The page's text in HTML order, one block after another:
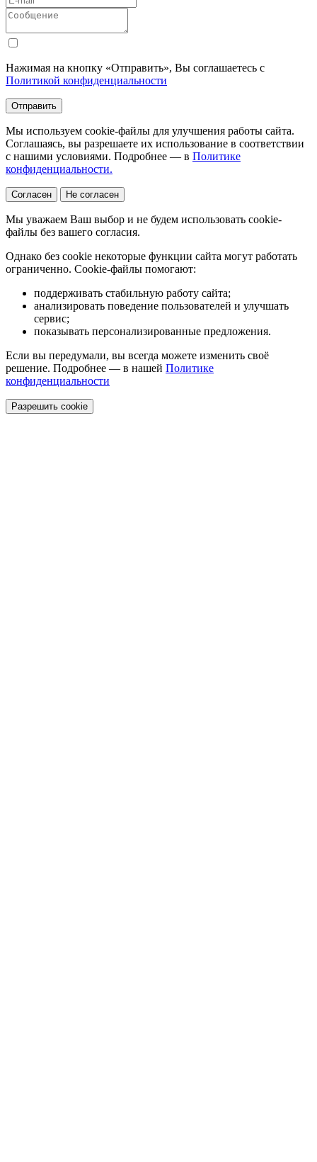
Нажимая на кнопку «Отправить», Вы соглашаетесь с
Политикой конфиденциальности
Отправить
Мы используем cookie-файлы для улучшения работы сайта.
Соглашаясь, вы разрешаете их использование в соответствии
с нашими условиями. Подробнее — в Политике
конфиденциальности.
Согласен Не согласен
Мы уважаем Ваш выбор и не будем использовать cookie-
файлы без вашего согласия.
Однако без cookie некоторые функции сайта могут работать
ограниченно. Cookie-файлы помогают:
поддерживать стабильную работу сайта;
анализировать поведение пользователей и улучшать
сервис;
показывать персонализированные предложения.
Если вы передумали, вы всегда можете изменить своё
решение. Подробнее — в нашей Политике
конфиденциальности
Разрешить cookie